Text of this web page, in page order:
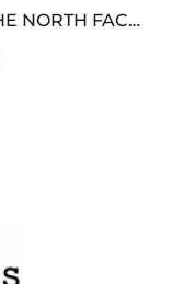
ノースフェイス 偽物 ダウン人気【THE NORTH FACE】M'S 7 SUMMIT HIM...